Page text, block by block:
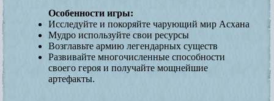
Особенности игры:
Исследуйте и покоряйте чарующий мир Асхана
Мудро используйте свои ресурсы
Возглавьте армию легендарных существ
Развивайте многочисленные способности
своего героя и получайте мощнейшие
артефакты.